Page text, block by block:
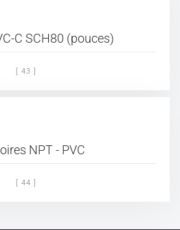
C SCH80 (pouces)
[ 43 ]
NPT - PVC
[ 44 ]